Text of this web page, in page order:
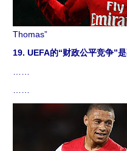
Thomas”
19. UEFA的“财政公平竞争”
……